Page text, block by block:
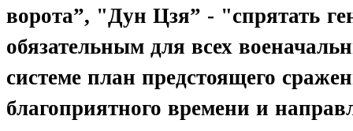
ворота”, "Дун Цзя” - "спрятать
обязательным для всех
системе план предстоящего
благоприятного времени и